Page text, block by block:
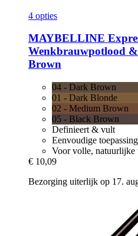
4 opties
MAYBELLINE
Wenkbrauwpotlood
Brown
04 - Dark Brown
01 - Dark Blonde
02 - Medium Brown
05 - Black Brown
Definieert & vult
Eenvoudige toepassing
Voor volle, natuurlijke
€ 10,09
Bezorging uiterlijk op 17.